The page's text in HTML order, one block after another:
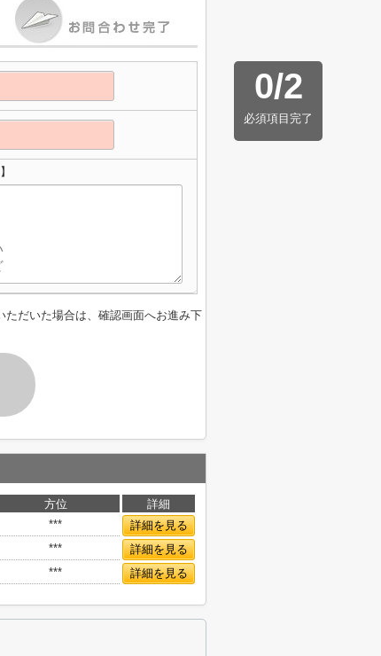
0/2
必須項目完了
だいた場合は、確認画面へお進み下
方位
詳細
***
詳細を見る
***
詳細を見る
*** 詳細を見る